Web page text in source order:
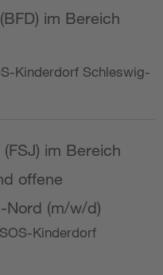
im Bereich
Kinderdorf Schleswig-
im Bereich
offene
Nord (m/w/d)
Kinderdorf